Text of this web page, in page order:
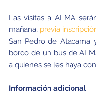
Las visitas a ALMA
mañana, previa
San Pedro de Atacama
bordo de un bus de
a quienes se les haya
Información adicional